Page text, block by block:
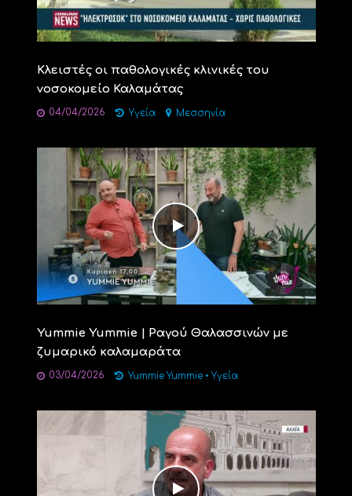
Κλειστές οι παθολογικές κλινικές του
νοσοκομείο Καλαμάτας
04/04/2026 Υγεία Μεσσηνία
Yummie Yummie | Ραγού Θαλασσινών με
ζυμαρικό καλαμαράτα
03/04/2026 Yummie Yummie • Υγεία